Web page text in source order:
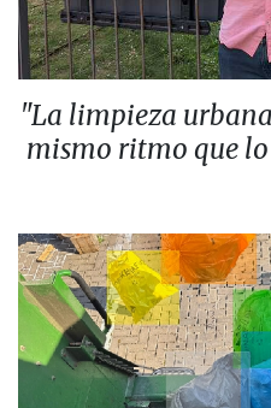
"La limpieza
mismo ritmo que